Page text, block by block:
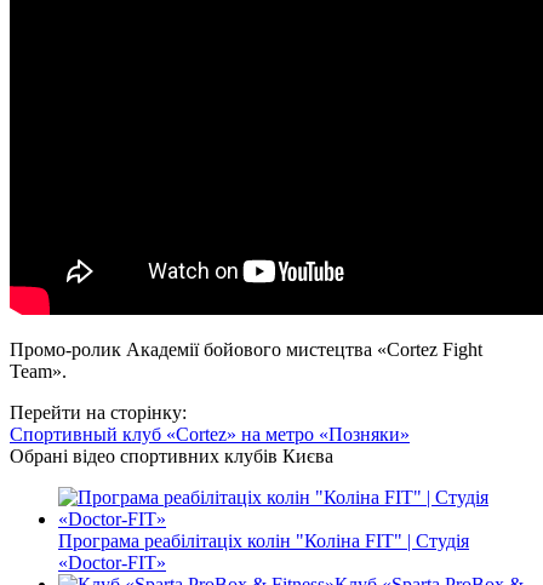
Промо-ролик Академії бойового мистецтва «Cortez Fight
Team».
Перейти на сторінку:
Спортивный клуб «Cortez» на метро «Позняки»
Обрані відео спортивних клубів Києва
Програма реабілітаціх колін "Коліна FIT" | Студія
«Doctor-FIT»